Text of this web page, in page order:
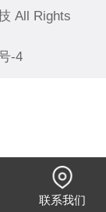
All Rights
-4
联系我们